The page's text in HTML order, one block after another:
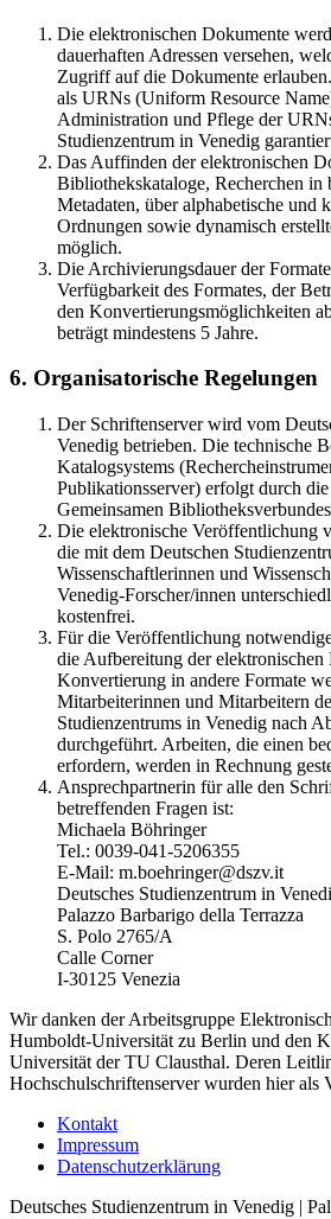
Die elektronischen Dokumente
dauerhaften Adressen versehen,
Zugriff auf die Dokumente
als URNs (Uniform Resource
Administration und Pflege der
Studienzentrum in Venedig
Das Auffinden der elektronischen
Bibliothekskataloge, Recherchen in
Metadaten, über alphabetische und
Ordnungen sowie dynamisch
möglich.
Die Archivierungsdauer der
Verfügbarkeit des Formates, der
den Konvertierungsmöglichkeiten
beträgt mindestens 5 Jahre.
6. Organisatorische Regelungen
Der Schriftenserver wird vom
Venedig betrieben. Die technische
Katalogsystems
Publikationsserver) erfolgt durch
Gemeinsamen
Die elektronische Veröffentlichung
die mit dem Deutschen
Wissenschaftlerinnen und
Venedig-Forscher/innen
kostenfrei.
Für die Veröffentlichung
die Aufbereitung der elektronischen
Konvertierung in andere Formate
Mitarbeiterinnen und Mitarbeitern
Studienzentrums in Venedig nach
durchgeführt. Arbeiten, die einen
erfordern, werden in Rechnung
Ansprechpartnerin für alle den
betreffenden Fragen ist:
Michaela Böhringer
Tel.: 0039-041-5206355
E-Mail: m.boehringer@dszv.it
Deutsches Studienzentrum in
Palazzo Barbarigo della Terrazza
S. Polo 2765/A
Calle Corner
I-30125 Venezia
Wir danken der Arbeitsgruppe
Humboldt-Universität zu Berlin und den
Universität der TU Clausthal. Deren
Hochschulschriftenserver wurden hier als
Kontakt
Impressum
Datenschutzerklärung
Deutsches Studienzentrum in Venedig |